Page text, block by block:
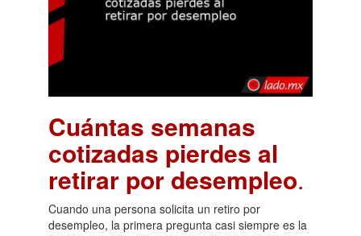
Cuántas semanas
cotizadas pierdes al
retirar por desempleo.
Cuando una persona solicita un retiro por
desempleo, la primera pregunta casi siempre es la